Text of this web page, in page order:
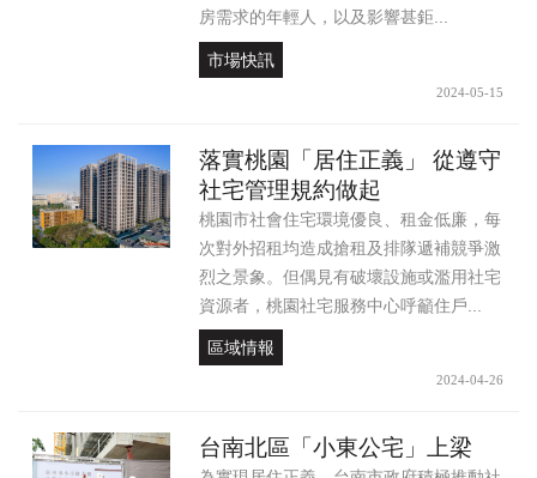
房需求的年輕人，以及影響甚鉅...
市場快訊
2024-05-15
落實桃園「居住正義」 從遵守
社宅管理規約做起
桃園市社會住宅環境優良、租金低廉，每
次對外招租均造成搶租及排隊遞補競爭激
烈之景象。但偶見有破壞設施或濫用社宅
資源者，桃園社宅服務中心呼籲住戶...
區域情報
2024-04-26
台南北區「小東公宅」上梁